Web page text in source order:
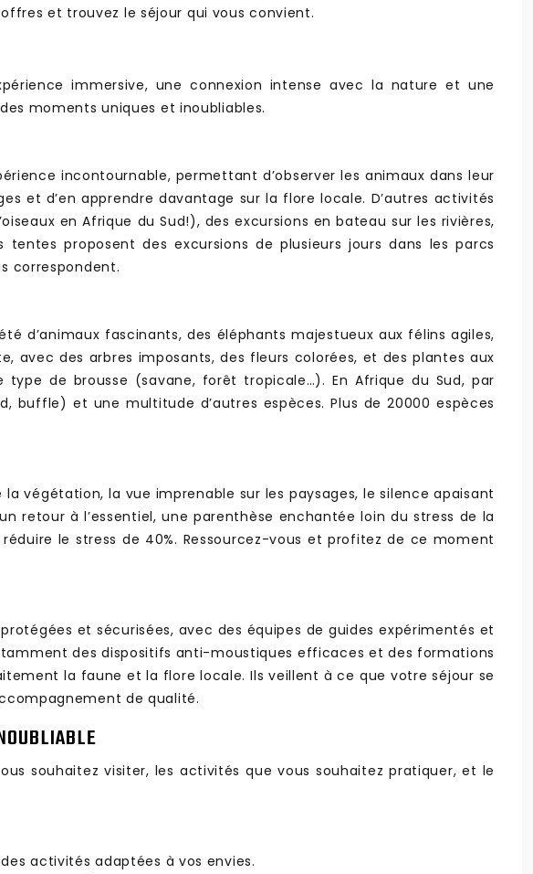
et trouvez le séjour qui vous convient.
immersive, une connexion intense avec la nature et une
moments uniques et inoubliables.
incontournable, permettant d’observer les animaux dans leur
et d’en apprendre davantage sur la flore locale. D’autres activités
en Afrique du Sud!), des excursions en bateau sur les rivières,
proposent des excursions de plusieurs jours dans les parcs
correspondent.
d’animaux fascinants, des éléphants majestueux aux félins agiles,
avec des arbres imposants, des fleurs colorées, et des plantes aux
de brousse (savane, forêt tropicale…). En Afrique du Sud, par
buffle) et une multitude d’autres espèces. Plus de 20000 espèces
végétation, la vue imprenable sur les paysages, le silence apaisant
retour à l’essentiel, une parenthèse enchantée loin du stress de la
le stress de 40%. Ressourcez-vous et profitez de ce moment
et sécurisées, avec des équipes de guides expérimentés et
des dispositifs anti-moustiques efficaces et des formations
la faune et la flore locale. Ils veillent à ce que votre séjour se
de qualité.
souhaitez visiter, les activités que vous souhaitez pratiquer, et le
activités adaptées à vos envies.